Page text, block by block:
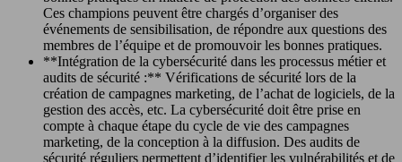
Ces champions peuvent être chargés d’organiser des
événements de sensibilisation, de répondre aux questions des
membres de l’équipe et de promouvoir les bonnes pratiques.
**Intégration de la cybersécurité dans les processus métier et
audits de sécurité :** Vérifications de sécurité lors de la
création de campagnes marketing, de l’achat de logiciels, de la
gestion des accès, etc. La cybersécurité doit être prise en
compte à chaque étape du cycle de vie des campagnes
marketing, de la conception à la diffusion. Des audits de
sécurité réguliers permettent d’identifier les vulnérabilités et de